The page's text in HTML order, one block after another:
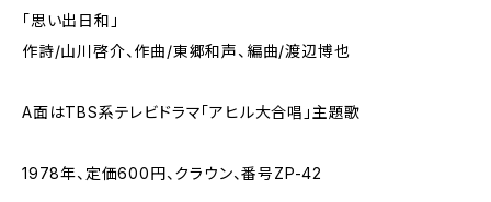
「思い出日和」
作詩/山川啓介、作曲/東郷和声、編曲/渡辺博也
A面はTBS系テレビドラマ「アヒル大合唱」主題歌
1978年、定価600円、クラウン、番号ZP-42